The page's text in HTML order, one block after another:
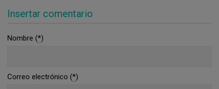
Insertar comentario
Nombre (*)
Correo electrónico (*)